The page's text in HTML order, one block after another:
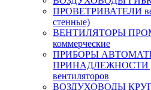
ПРОВЕТРИВАТЕЛИ
стенные)
ВЕНТИЛЯТОРЫ
коммерческие
ПРИБОРЫ
ПРИНАДЛЕЖНОСТИ
вентиляторов
ВОЗДУХОВОДЫ